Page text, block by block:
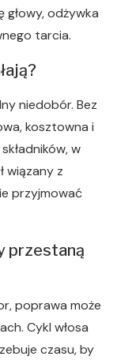
głowy, odżywka
tarcia.
niedobór. Bez
kosztowna i
w
wiązany z
przyjmować
przestaną
poprawa może
Cykl włosa
czasu, by